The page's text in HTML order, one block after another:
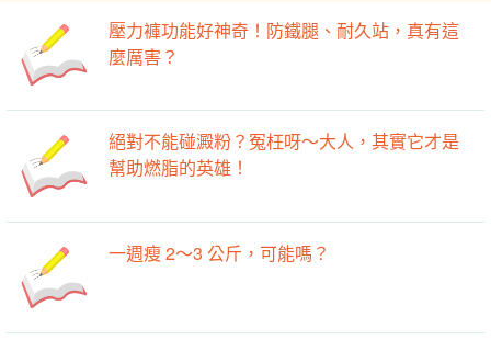
壓力褲功能好神奇！防鐵腿、耐久站，真有這
麼厲害？
絕對不能碰澱粉？冤枉呀～大人，其實它才是
幫助燃脂的英雄！
一週瘦 2～3 公斤，可能嗎？